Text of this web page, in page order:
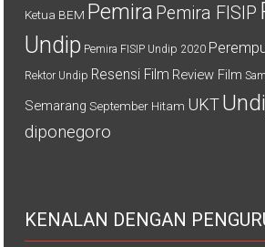
Ketua BEM Pemira Pemira FISIP
Undip Pemira FISIP Undip 2020
Rektor Undip Resensi Film Review Film
Semarang September Hitam UKT
diponegoro
KENALAN DENGAN